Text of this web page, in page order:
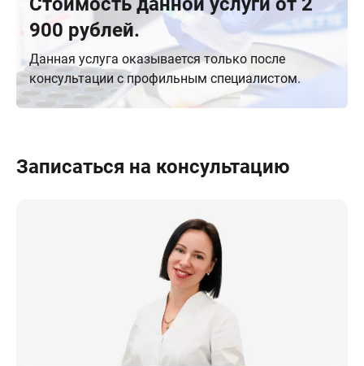
900 рублей.
Данная услуга оказывается только после
консультации с профильным специалистом.
Записаться на консультацию